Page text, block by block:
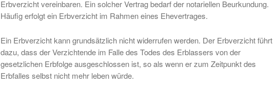
Erbverzicht vereinbaren. Ein solcher Vertrag bedarf der notariellen Beurkundung.
Häufig erfolgt ein Erbverzicht im Rahmen eines Ehevertrages.
Ein Erbverzicht kann grundsätzlich nicht widerrufen werden. Der Erbverzicht führt
dazu, dass der Verzichtende im Falle des Todes des Erblassers von der
gesetzlichen Erbfolge ausgeschlossen ist, so als wenn er zum Zeitpunkt des
Erbfalles selbst nicht mehr leben würde.